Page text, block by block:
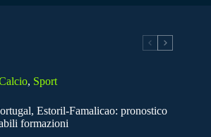
, Sport
Estoril-Famalicao: pronostico
formazioni